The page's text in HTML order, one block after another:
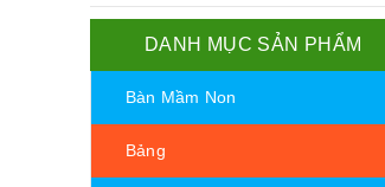
DANH MỤC SẢN PHẨM
Bàn Mầm Non
Bảng